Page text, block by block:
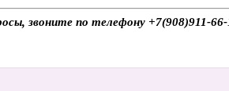
звоните по телефону +7(908)911-